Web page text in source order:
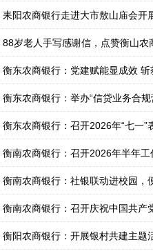
耒阳农商银行走进大市敖山庙会开
88岁老人手写感谢信，点赞衡山
衡东农商银行：党建赋能显成效
衡东农商银行：召开2026年“七一”
衡南农商银行：召开2026年半年
衡南农商银行：社银联动进校园，
衡阳农商银行：开展银村共建主题